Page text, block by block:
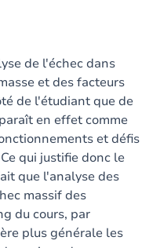
de l'échec dans
et des facteurs
de l'étudiant que de
en effet comme
et défis
qui justifie donc le
que l'analyse des
massif des
du cours, par
plus générale les